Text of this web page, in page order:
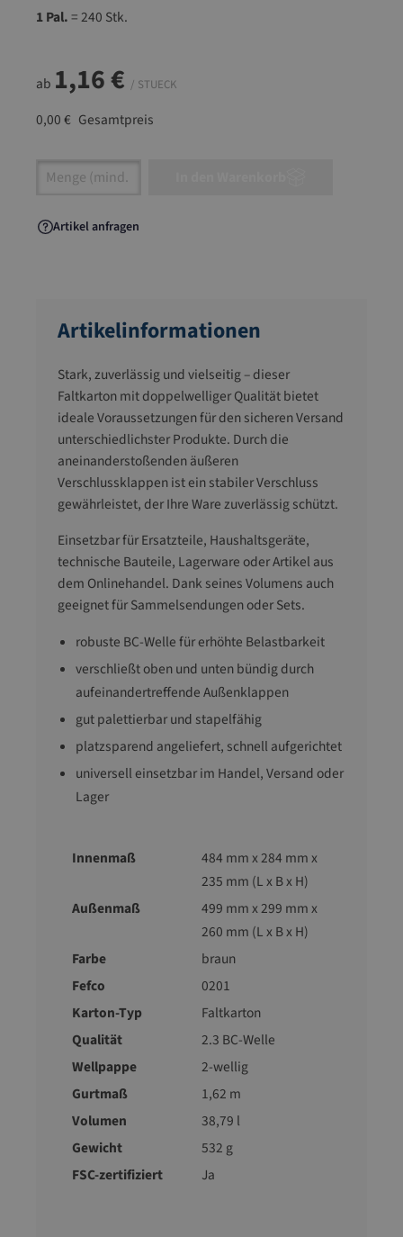
1 Pal.= 240 Stk.
ab 1,16 € / STUECK
0,00 € Gesamtpreis
Artikel Anzahl: Gib den gewünschten Wert
Artikel anfragen
Artikelinformationen
Stark, zuverlässig und vielseitig – dieser
Faltkarton mit doppelwelliger Qualität bietet
ideale Voraussetzungen für den sicheren Versand
unterschiedlichster Produkte. Durch die
aneinanderstoßenden äußeren
Verschlussklappen ist ein stabiler Verschluss
gewährleistet, der Ihre Ware zuverlässig schützt.
Einsetzbar für Ersatzteile, Haushaltsgeräte,
technische Bauteile, Lagerware oder Artikel aus
dem Onlinehandel. Dank seines Volumens auch
geeignet für Sammelsendungen oder Sets.
robuste BC-Welle für erhöhte Belastbarkeit
verschließt oben und unten bündig durch
aufeinandertreffende Außenklappen
gut palettierbar und stapelfähig
platzsparend angeliefert, schnell aufgerichtet
universell einsetzbar im Handel, Versand oder
Lager
Innenmaß
484 mm x 284 mm x
235 mm (L x B x H)
Außenmaß
499 mm x 299 mm x
260 mm (L x B x H)
Farbe
braun
Fefco
0201
Karton-Typ
Faltkarton
Qualität
2.3 BC-Welle
Wellpappe
2-wellig
Gurtmaß
1,62 m
Volumen
38,79 l
Gewicht
532 g
FSC-zertifiziert
Ja